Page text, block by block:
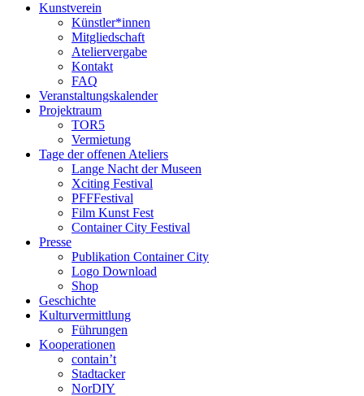
Kunstverein
Künstler*innen
Mitgliedschaft
Ateliervergabe
Kontakt
FAQ
Veranstaltungskalender
Projektraum
TOR5
Vermietung
Tage der offenen Ateliers
Lange Nacht der Museen
Xciting Festival
PFFFestival
Film Kunst Fest
Container City Festival
Presse
Publikation Container City
Logo Download
Shop
Geschichte
Kulturvermittlung
Führungen
Kooperationen
contain’t
Stadtacker
NorDIY